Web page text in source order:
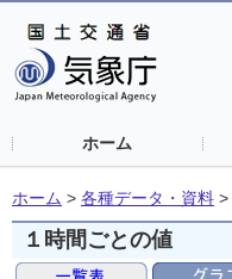
ホーム
ホーム > 各種データ・資料 >
１時間ごとの値